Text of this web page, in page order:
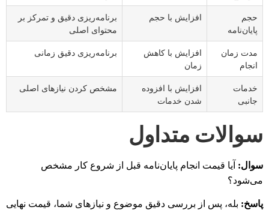
حجم
پایان‌نامه
افزایش با حجم
برنامه‌ریزی دقیق و تمرکز بر
محتوای اصلی
مدت زمان
انجام
افزایش با کاهش
زمان
برنامه‌ریزی دقیق زمانی
خدمات
جانبی
افزایش با افزوده
شدن خدمات
مشخص کردن نیازهای اصلی
سوالات متداول
سوال: آیا قیمت انجام پایان‌نامه قبل از شروع کار مشخص
می‌شود؟
پاسخ: بله، پس از بررسی دقیق موضوع و نیازهای شما، قیمت نهایی